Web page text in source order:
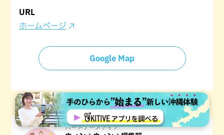
URL
ホームページ
Google Map
パートナーメディア